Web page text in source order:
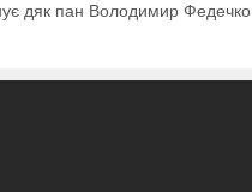
дяк пан Володимир Федечко